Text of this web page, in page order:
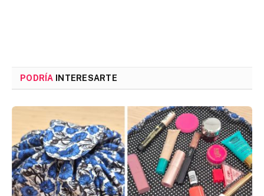
PODRÍA INTERESARTE